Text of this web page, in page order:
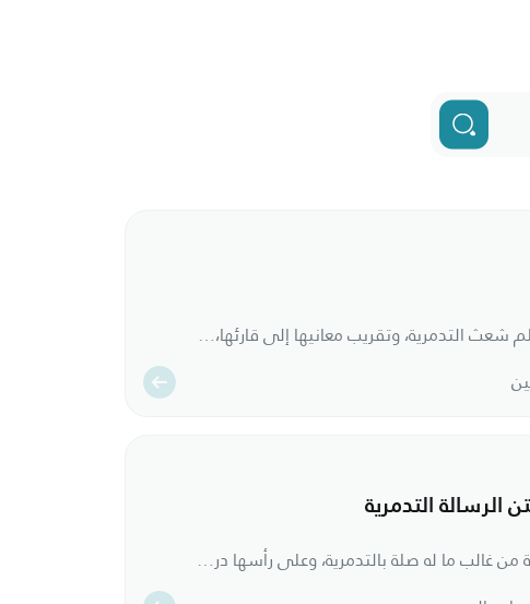
اختصار قام المؤلف فيه بلم شعث التدمرية، وتقريب معانيها إلى قارئها، مع زيادة ما تدعو إليه الحاجة، وحذف ما يمكن الاستغناء عنه على وجه لا يخل بالمقصود.
الرسالة التدمرية
هذه التوضيحات مستفادة من غالب ما له صلة بالتدمرية، وعلى رأسها دروس الدكتور محمد الخميس، وتحقيق الدكتور محمد عودة السعوي للتدمرية، والتحفة المهدية، وتقريب التدمرية وغيرها.